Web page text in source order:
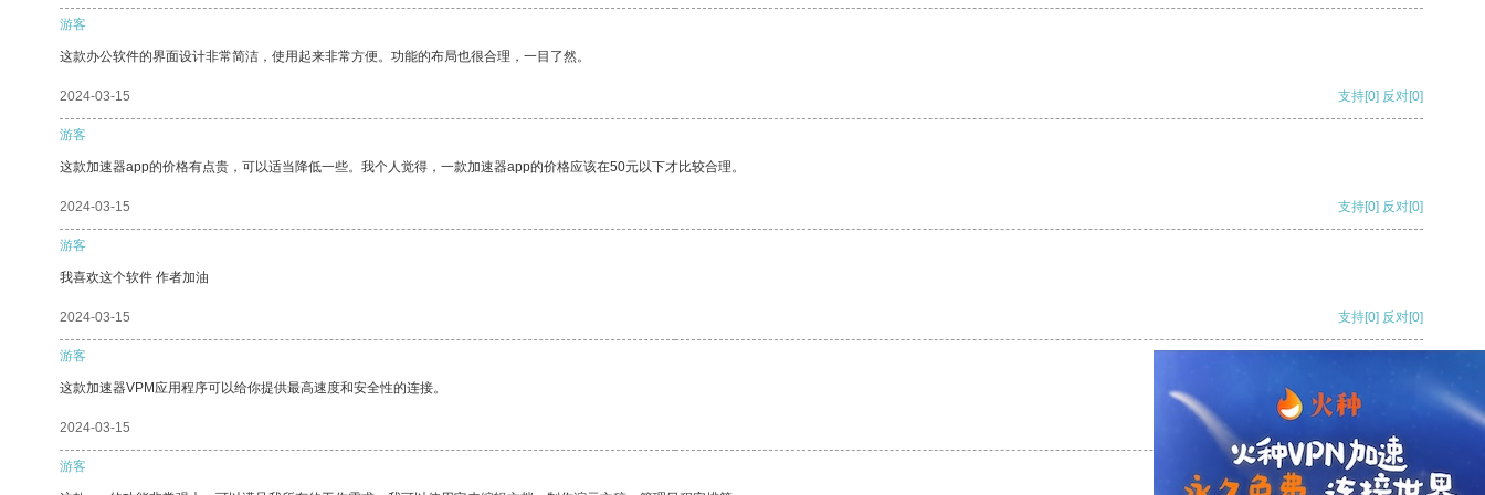
游客
这款办公软件的界面设计非常简洁，使用起来非常方便。功能的布局也很合理，一目了然。
2024-03-15 支持[0] 反对[0]
游客
这款加速器app的价格有点贵，可以适当降低一些。我个人觉得，一款加速器app的价格应该在50元以下才比较合理。
2024-03-15 支持[0] 反对[0]
游客
我喜欢这个软件 作者加油
2024-03-15 支持[0] 反对[0]
游客
这款加速器VPM应用程序可以给你提供最高速度和安全性的连接。
2024-03-15
游客